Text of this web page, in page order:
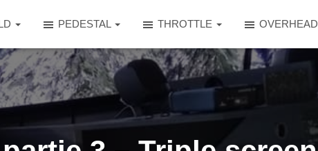
PEDESTAL THROTTLE OVERHEAD